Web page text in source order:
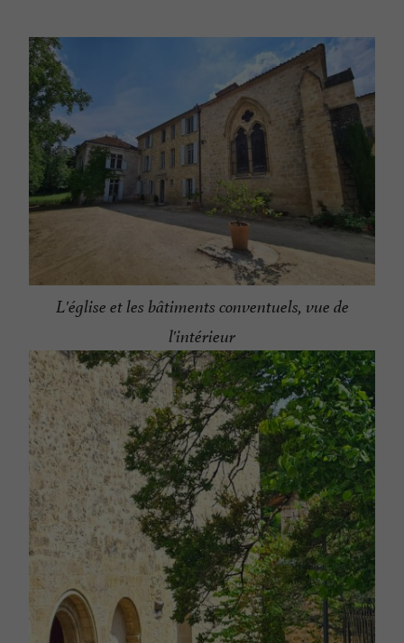
L'église et les bâtiments conventuels, vue de
l'intérieur